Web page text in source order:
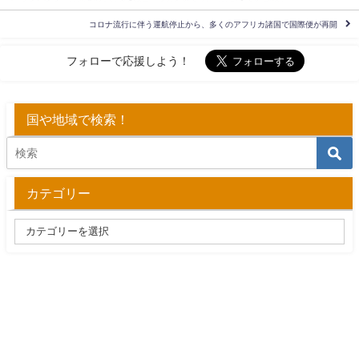
コロナ流行に伴う運航停止から、多くのアフリカ諸国で国際便が再開
フォローで応援しよう！
国や地域で検索！
カテゴリー